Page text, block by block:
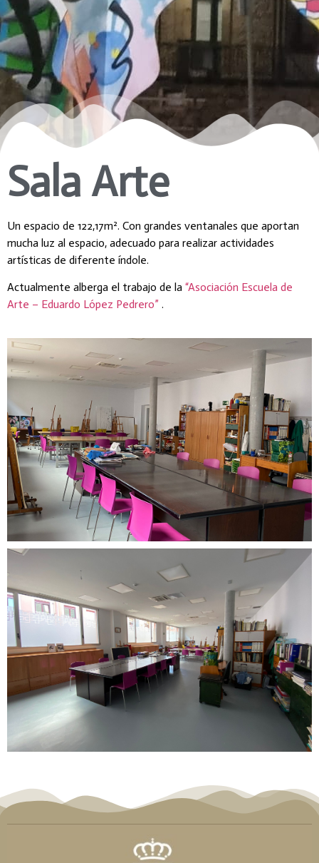
Sala Arte
Un espacio de 122,17m². Con grandes ventanales que aportan
mucha luz al espacio, adecuado para realizar actividades
artísticas de diferente índole.
Actualmente alberga el trabajo de la “Asociación Escuela de
Arte – Eduardo López Pedrero” .